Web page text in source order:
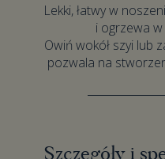
Lekki, łatwy w
i ogrzewa w
Owiń wokół szyi lub
pozwala na
Szczegóły i